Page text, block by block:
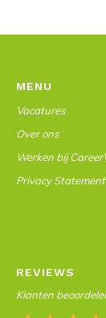
MENU
Vacatures
Over ons
Werken bij
Privacy Statement
REVIEWS
Klanten